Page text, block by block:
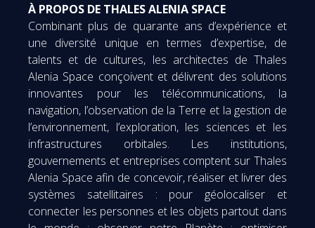
À PROPOS DE THALES ALENIA SPACE
Combinant plus de quarante ans d’expérience et
une diversité unique en termes d’expertise, de
talents et de cultures, les architectes de Thales
Alenia Space conçoivent et délivrent des solutions
innovantes pour les télécommunications, la
navigation, l’observation de la Terre et la gestion de
l’environnement, l’exploration, les sciences et les
infrastructures orbitales. Les institutions,
gouvernements et entreprises comptent sur Thales
Alenia Space afin de concevoir, réaliser et livrer des
systèmes satellitaires : pour géolocaliser et
connecter les personnes et les objets partout dans